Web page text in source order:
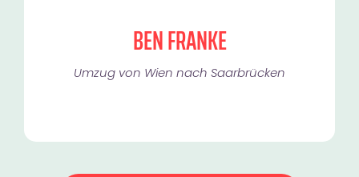
BEN FRANKE
Umzug von Wien nach Saarbrücken